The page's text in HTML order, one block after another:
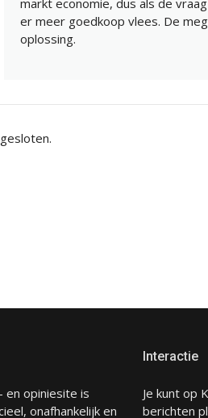
markt economie, dus als de
er meer goedkoop vlees. De
oplossing.
en opiniesite is
onafhankelijk en
Interactie
Je kunt op
berichten